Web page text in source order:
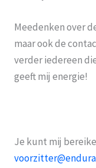
Meedenken over
maar ook de
verder iedereen
geeft mij energie!
Je kunt mij